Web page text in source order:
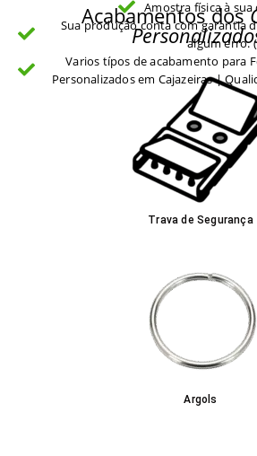
Amostra física à sua
Sua produção conta com garantia
algum erro.
Varios típos de acabamento para
Personalizados em Cajazeiras |
Acabamentos dos
Trava de Segurança
Argols